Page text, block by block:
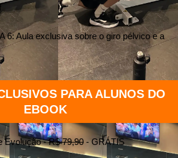
6: Aula exclusiva sobre o giro pélvico e a
PARA ALUNOS DO
EBOOK
Evolução -R$ 79,90- GRÁTIS